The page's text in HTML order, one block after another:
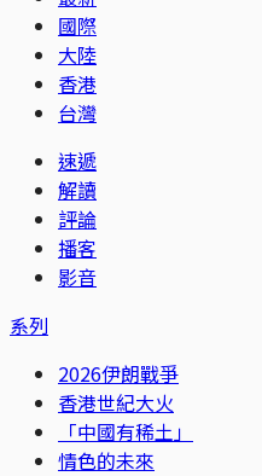
國際
大陸
香港
台灣
速遞
解讀
評論
播客
影音
系列
2026伊朗戰爭
香港世紀大火
「中國有稀土」
情色的未來